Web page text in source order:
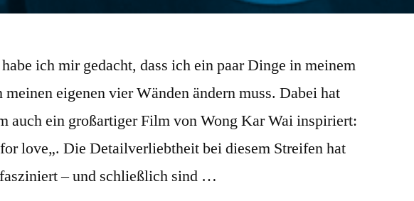
ich mir gedacht, dass ich ein paar Dinge in meinem
eigenen vier Wänden ändern muss. Dabei hat
auch ein großartiger Film von Wong Kar Wai inspiriert:
love„. Die Detailverliebtheit bei diesem Streifen hat
– und schließlich sind …